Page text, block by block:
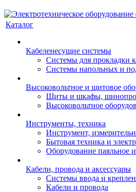
Каталог
Кабеленесущие системы
Системы для прокладки
Системы напольных и
Высоковольтное и щитовое
Щиты и шкафы,
Высоковольтное
Инструменты, техника
Инструмент,
Бытовая техника и
Оборудование паяльное
Кабели, провода и аксессуары
Системы ввода и
Кабели и провода